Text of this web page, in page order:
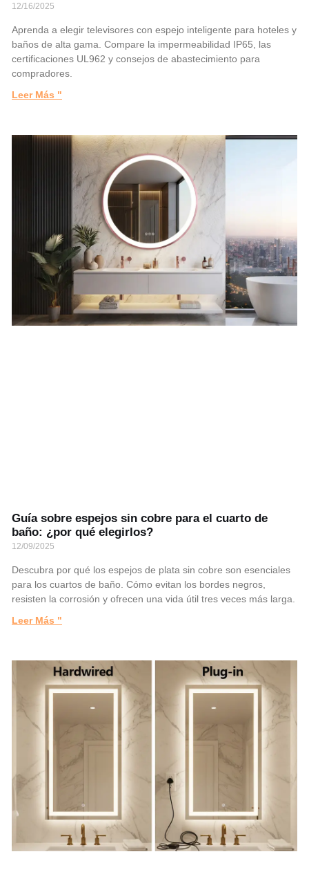
12/16/2025
Aprenda a elegir televisores con espejo inteligente para hoteles y
baños de alta gama. Compare la impermeabilidad IP65, las
certificaciones UL962 y consejos de abastecimiento para
compradores.
Leer Más "
Guía sobre espejos sin cobre para el cuarto de
baño: ¿por qué elegirlos?
12/09/2025
Descubra por qué los espejos de plata sin cobre son esenciales
para los cuartos de baño. Cómo evitan los bordes negros,
resisten la corrosión y ofrecen una vida útil tres veces más larga.
Leer Más "